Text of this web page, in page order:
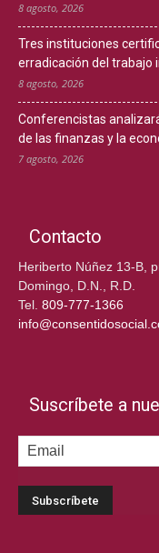
8 agosto, 2026
Tres instituciones
erradicación del trabajo
8 agosto, 2026
Conferencistas
de las finanzas y la
7 agosto, 2026
Contacto
Heriberto Núñez 13-B,
Domingo, D.N., R.D.
Tel. 809-777-1366
Suscríbete a